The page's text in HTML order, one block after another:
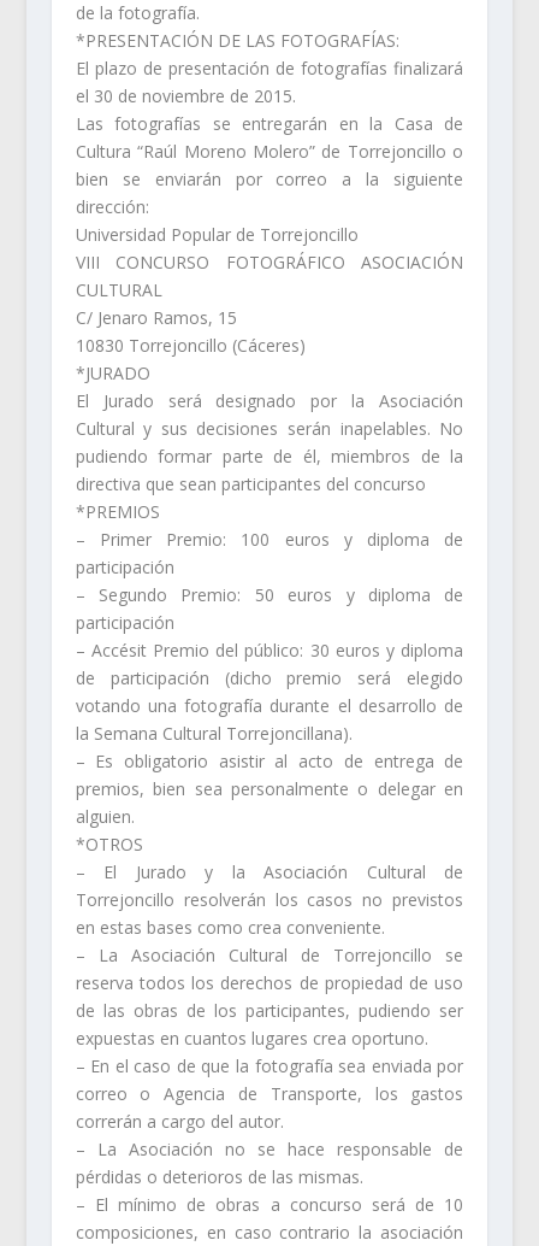
de la fotografía.
*PRESENTACIÓN DE LAS FOTOGRAFÍAS:
El plazo de presentación de fotografías finalizará
el 30 de noviembre de 2015.
Las fotografías se entregarán en la Casa de
Cultura “Raúl Moreno Molero” de Torrejoncillo o
bien se enviarán por correo a la siguiente
dirección:
Universidad Popular de Torrejoncillo
VIII CONCURSO FOTOGRÁFICO ASOCIACIÓN
CULTURAL
C/ Jenaro Ramos, 15
10830 Torrejoncillo (Cáceres)
*JURADO
El Jurado será designado por la Asociación
Cultural y sus decisiones serán inapelables. No
pudiendo formar parte de él, miembros de la
directiva que sean participantes del concurso
*PREMIOS
– Primer Premio: 100 euros y diploma de
participación
– Segundo Premio: 50 euros y diploma de
participación
– Accésit Premio del público: 30 euros y diploma
de participación (dicho premio será elegido
votando una fotografía durante el desarrollo de
la Semana Cultural Torrejoncillana).
– Es obligatorio asistir al acto de entrega de
premios, bien sea personalmente o delegar en
alguien.
*OTROS
– El Jurado y la Asociación Cultural de
Torrejoncillo resolverán los casos no previstos
en estas bases como crea conveniente.
– La Asociación Cultural de Torrejoncillo se
reserva todos los derechos de propiedad de uso
de las obras de los participantes, pudiendo ser
expuestas en cuantos lugares crea oportuno.
– En el caso de que la fotografía sea enviada por
correo o Agencia de Transporte, los gastos
correrán a cargo del autor.
– La Asociación no se hace responsable de
pérdidas o deterioros de las mismas.
– El mínimo de obras a concurso será de 10
composiciones, en caso contrario la asociación